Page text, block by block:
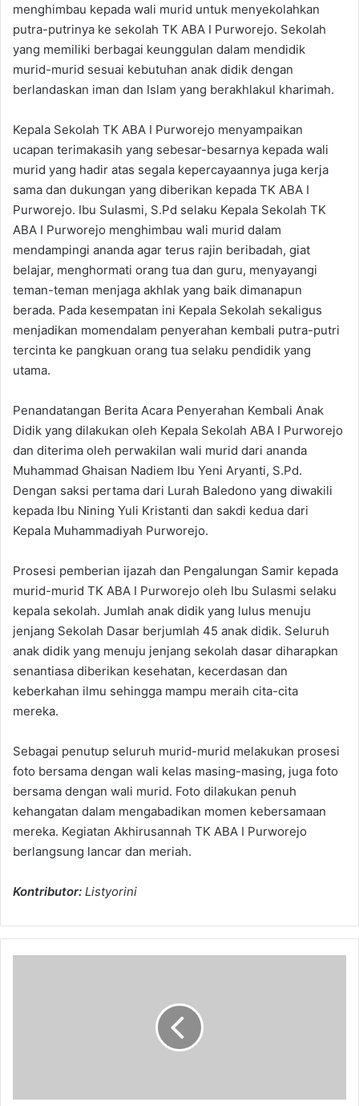
menghimbau kepada wali murid untuk menyekolahkan
putra-putrinya ke sekolah TK ABA I Purworejo. Sekolah
yang memiliki berbagai keunggulan dalam mendidik
murid-murid sesuai kebutuhan anak didik dengan
berlandaskan iman dan Islam yang berakhlakul kharimah.
Kepala Sekolah TK ABA I Purworejo menyampaikan
ucapan terimakasih yang sebesar-besarnya kepada wali
murid yang hadir atas segala kepercayaannya juga kerja
sama dan dukungan yang diberikan kepada TK ABA I
Purworejo. Ibu Sulasmi, S.Pd selaku Kepala Sekolah TK
ABA I Purworejo menghimbau wali murid dalam
mendampingi ananda agar terus rajin beribadah, giat
belajar, menghormati orang tua dan guru, menyayangi
teman-teman menjaga akhlak yang baik dimanapun
berada. Pada kesempatan ini Kepala Sekolah sekaligus
menjadikan momendalam penyerahan kembali putra-putri
tercinta ke pangkuan orang tua selaku pendidik yang
utama.
Penandatangan Berita Acara Penyerahan Kembali Anak
Didik yang dilakukan oleh Kepala Sekolah ABA I Purworejo
dan diterima oleh perwakilan wali murid dari ananda
Muhammad Ghaisan Nadiem Ibu Yeni Aryanti, S.Pd.
Dengan saksi pertama dari Lurah Baledono yang diwakili
kepada Ibu Nining Yuli Kristanti dan sakdi kedua dari
Kepala Muhammadiyah Purworejo.
Prosesi pemberian ijazah dan Pengalungan Samir kepada
murid-murid TK ABA I Purworejo oleh Ibu Sulasmi selaku
kepala sekolah. Jumlah anak didik yang lulus menuju
jenjang Sekolah Dasar berjumlah 45 anak didik. Seluruh
anak didik yang menuju jenjang sekolah dasar diharapkan
senantiasa diberikan kesehatan, kecerdasan dan
keberkahan ilmu sehingga mampu meraih cita-cita
mereka.
Sebagai penutup seluruh murid-murid melakukan prosesi
foto bersama dengan wali kelas masing-masing, juga foto
bersama dengan wali murid. Foto dilakukan penuh
kehangatan dalam mengabadikan momen kebersamaan
mereka. Kegiatan Akhirusannah TK ABA I Purworejo
berlangsung lancar dan meriah.
Kontributor: Listyorini
Peradaban